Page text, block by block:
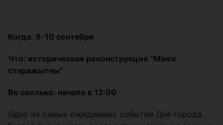
Когда: 9-10 сентября
Что: историческая реконструкция “Мiнск
старажытны”
Во сколько: начало в 12:00
Одно из самых ожидаемых событий Дня города.